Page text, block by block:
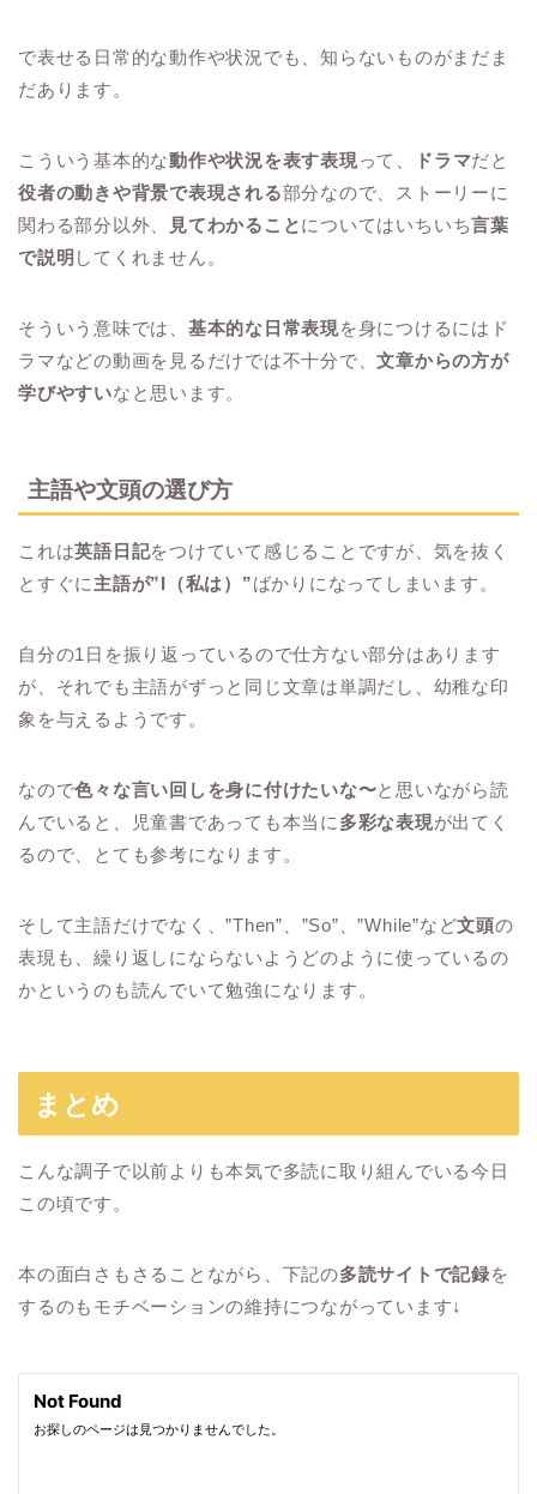
で表せる日常的な動作や状況でも、知らないものがまだま
だあります。
こういう基本的な動作や状況を表す表現って、 ドラマだと
役者の動きや背景で表現される部分なので、ストーリーに
関わる部分以外、
見てわかることについてはいちいち言葉
で説明 してくれません。
そういう意味では、 基本的な日常表現を身につけるにはド
ラマなどの動画を見るだけでは不十分で、文章からの方が
学びやすいなと思います。
主語や文頭の選び方
これは英語日記をつけていて感じることですが、気を抜く
とすぐに 主語が”I（私は）”ばかりになってしまいます。
自分の1日を振り返っているので仕方ない部分はあります
が、それでも主語がずっと同じ文章は単調だし、幼稚な印
象を与えるようです。
なので色々な言い回しを身に付けたいな〜と思いながら読
んでいると、児童書であっても本当に 多彩な表現が出てく
るので、とても参考になります。
そして主語だけでなく、”Then”、”So”、”While”など文頭の
表現も、繰り返しにならないようどのように使っているの
かというのも読んでいて勉強になります。
まとめ
こんな調子で以前よりも本気で多読に取り組んでいる今日
この頃です。
本の面白さもさることながら、下記の多読サイトで記録を
するのもモチベーションの維持につながっています↓